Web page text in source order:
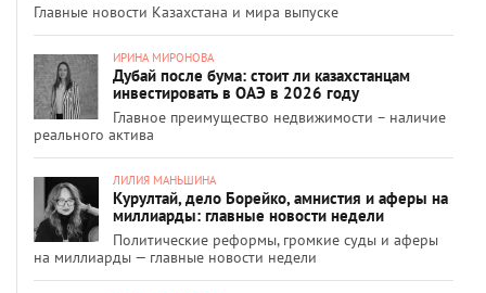
Главные новости Казахстана и мира выпуске
ИРИНА МИРОНОВА
Дубай после бума: стоит ли казахстанцам
инвестировать в ОАЭ в 2026 году
Главное преимущество недвижимости – наличие
реального актива
ЛИЛИЯ МАНЬШИНА
Курултай, дело Борейко, амнистия и аферы на
миллиарды: главные новости недели
Политические реформы, громкие суды и аферы
на миллиарды — главные новости недели